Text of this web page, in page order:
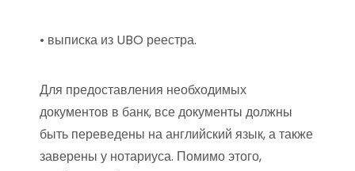
• выписка из UBO реестра.
Для предоставления необходимых
документов в банк, все документы должны
быть переведены на английский язык, а также
заверены у нотариуса. Помимо этого,